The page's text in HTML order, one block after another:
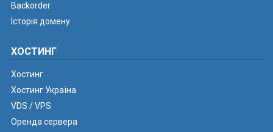
Backorder
Історія домену
ХОСТИНГ
Хостинг
Хостинг Україна
VDS / VPS
Оренда сервера